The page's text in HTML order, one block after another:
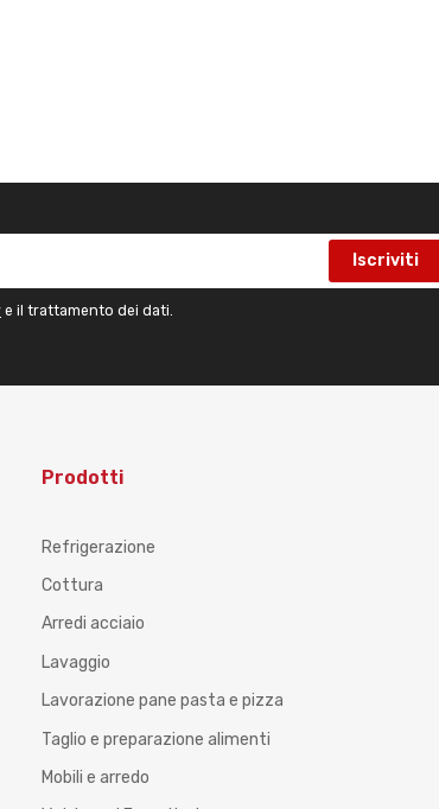
Iscriviti
e il trattamento dei dati.
Prodotti
Refrigerazione
Cottura
Arredi acciaio
Lavaggio
Lavorazione pane pasta e pizza
Taglio e preparazione alimenti
Mobili e arredo